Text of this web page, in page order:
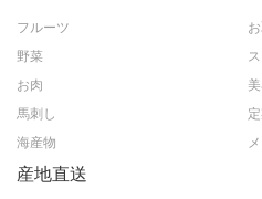
フルーツ
野菜
お肉
馬刺し
海産物
産地直送